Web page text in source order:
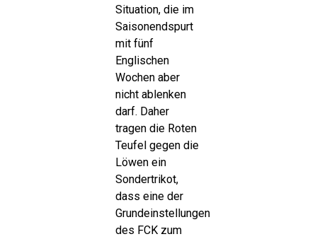
Situation, die im
Saisonendspurt
mit fünf
Englischen
Wochen aber
nicht ablenken
darf. Daher
tragen die Roten
Teufel gegen die
Löwen ein
Sondertrikot,
dass eine der
Grundeinstellungen
des FCK zum